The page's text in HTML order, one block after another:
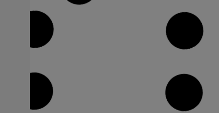
L’Alcúdia inicia el seu I Pla d’Infància i